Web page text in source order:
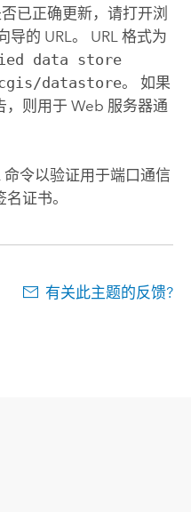
已正确更新，请打开浏
导的 URL。 URL 格式为
data store
datastore。 如果
，则用于 Web 服务器通
命令以验证用于端口通信
证书。
有关此主题的反馈?